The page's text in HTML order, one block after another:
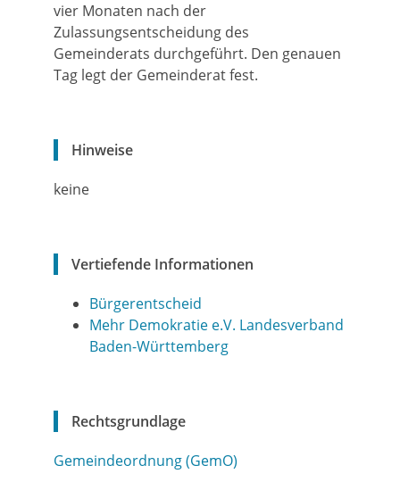
vier Monaten nach der
Zulassungsentscheidung des
Gemeinderats durchgeführt. Den genauen
Tag legt der Gemeinderat fest.
Hinweise
keine
Vertiefende Informationen
Bürgerentscheid
Mehr Demokratie e.V. Landesverband
Baden-Württemberg
Rechtsgrundlage
Gemeindeordnung (GemO)